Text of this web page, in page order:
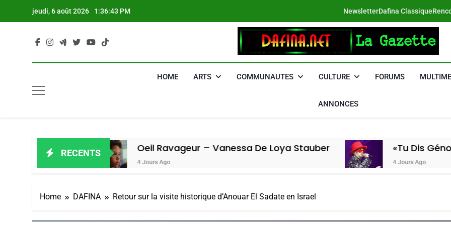
jeudi, 6 août 2026 1:36:44 PM NewsletterDafina Classique
DAFINA
HOME ARTS COMMUNAUTES CULTURE FORUMS
ANNONCES
RECENTS
Oeil Ravageur – Vanessa De Loya Stauber
4 Jours Ago
«Tu Dis Génocide, Je Dis
4 Jours Ago
Home DAFINA Retour sur la visite historique d’Anouar El Sadate en Israel